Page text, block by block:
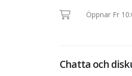
Öppnar Fr
Chatta och